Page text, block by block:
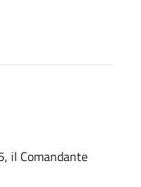
il Comandante